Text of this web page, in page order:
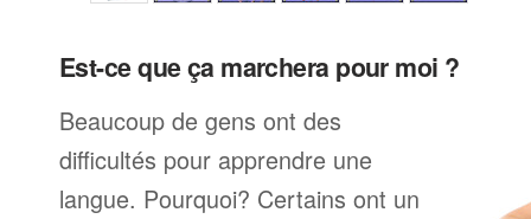
Est-ce que ça marchera pour moi ?
Beaucoup de gens ont des
difficultés pour apprendre une
langue. Pourquoi? Certains ont un